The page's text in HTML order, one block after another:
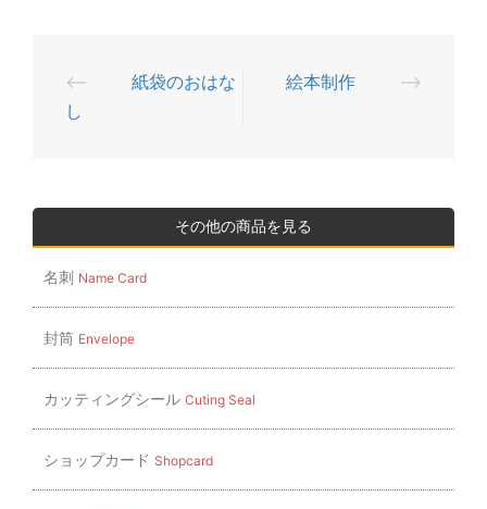
投
稿
ー
シ
ョ
ン
⟵
紙袋のおはな
し
絵本制作 ⟶
その他の商品を見る
名刺 Name Card
封筒 Envelope
カッティングシール Cuting Seal
ショップカード Shopcard